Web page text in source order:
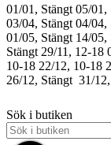
01/01, Stängt 05/01,
03/04, Stängt 04/04,
01/05, Stängt 14/05,
Stängt 29/11, 12-18
10-18 22/12, 10-18
26/12, Stängt 31/
Sök i butiken